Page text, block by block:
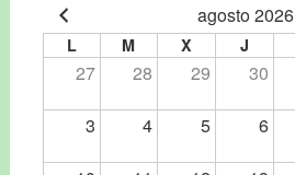
agosto 2026
L M X J
27 28 29 30
3 4 5 6